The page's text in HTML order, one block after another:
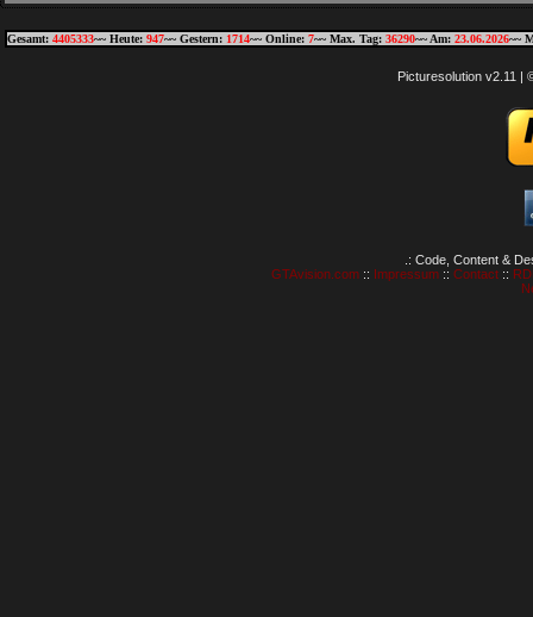
Gesamt: 4405333~~ Heute: 947~~ Gestern: 1714~~ Online: 7~~ Max. Tag: 36290~~ Am: 23.06.2026~~
Picturesolution v2.11 |
.: Code, Content &
GTAvision.com:: Impressum:: Contact::